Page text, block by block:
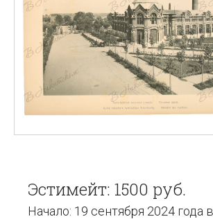
Эстимейт: 1500 руб.
Начало: 19 сентября 2024 года